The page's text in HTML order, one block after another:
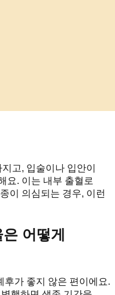
고, 입술이나 입안이
요. 이는 내부 출혈로
이 의심되는 경우, 이런
어떻게
후가 좋지 않은 편이에요.